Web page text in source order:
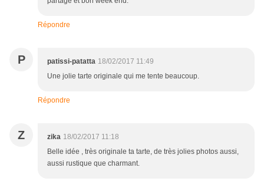
Répondre
P patissi-patatta 18/02/2017 11:49
Une jolie tarte originale qui me tente beaucoup.
Répondre
Z zika 18/02/2017 11:18
Belle idée , très originale ta tarte, de très jolies photos aussi,
aussi rustique que charmant.